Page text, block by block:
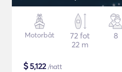
Motorbåt
72 fot
22 m
8
$5,122/natt